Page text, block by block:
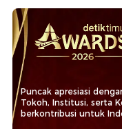
Puncak apresiasi
Tokoh, Institusi, serta
berkontribusi untuk